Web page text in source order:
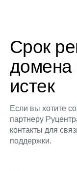
Срок
домена
истек
Если вы хотите
партнеру
контакты для
поддержки.